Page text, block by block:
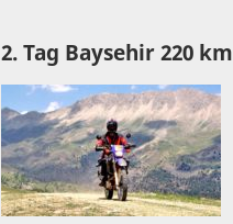
2. Tag Baysehir 220 km